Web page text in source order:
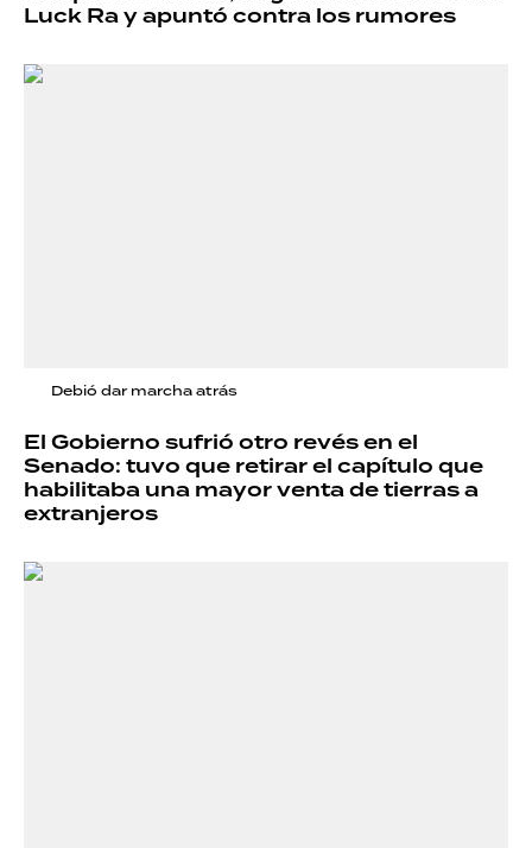
Luck Ra y apuntó contra los rumores
Debió dar marcha atrás
El Gobierno sufrió otro revés en el
Senado: tuvo que retirar el capítulo que
habilitaba una mayor venta de tierras a
extranjeros